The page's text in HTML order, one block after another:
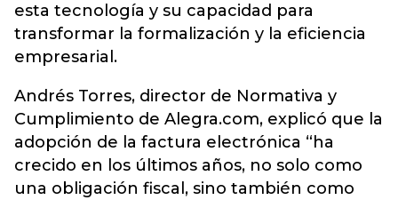
esta tecnología y su capacidad para
transformar la formalización y la eficiencia
empresarial.
Andrés Torres, director de Normativa y
Cumplimiento de Alegra.com, explicó que la
adopción de la factura electrónica “ha
crecido en los últimos años, no solo como
una obligación fiscal, sino también como